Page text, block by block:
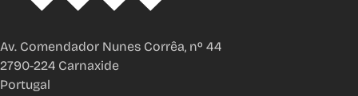
Av. Comendador Nunes Corrêa, nº 44
2790-224 Carnaxide
Portugal